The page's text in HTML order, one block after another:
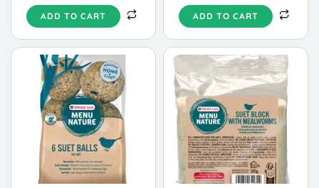
ADD TO CART ADD TO CART